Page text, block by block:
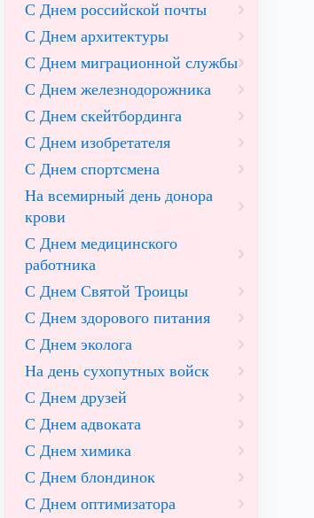
С Днем российской почты
С Днем архитектуры
С Днем миграционной службы
С Днем железнодорожника
С Днем скейтбординга
С Днем изобретателя
С Днем спортсмена
На всемирный день донора
крови
С Днем медицинского
работника
С Днем Святой Троицы
С Днем здорового питания
С Днем эколога
На день сухопутных войск
С Днем друзей
С Днем адвоката
С Днем химика
С Днем блондинок
С Днем оптимизатора